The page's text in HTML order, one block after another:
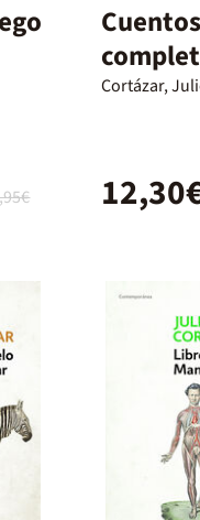
Cuentos
Cortázar,